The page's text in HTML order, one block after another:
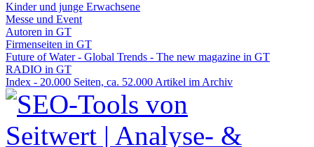
Kinder und junge Erwachsene
Messe und Event
Autoren in GT
Firmenseiten in GT
Future of Water - Global Trends - The new magazine in GT
RADIO in GT
Index - 20.000 Seiten, ca. 52.000 Artikel im Archiv